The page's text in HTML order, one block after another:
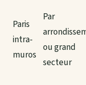
Paris
intra-
muros
Par
ou grand
secteur